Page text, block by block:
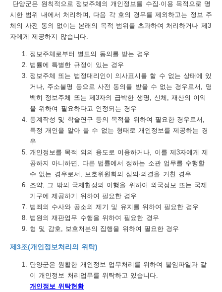
단양군은 원칙적으로 정보주체의 개인정보를 수집·이용 목적으로 명
시한 범위 내에서 처리하며, 다음 각 호의 경우를 제외하고는 정보 주
체의 사전 동의 없이는 본래의 목적 범위를 초과하여 처리하거나 제3
자에게 제공하지 않습니다.
정보주체로부터 별도의 동의를 받는 경우
법률에 특별한 규정이 있는 경우
정보주체 또는 법정대리인이 의사표시를 할 수 없는 상태에 있
거나, 주소불명 등으로 사전 동의를 받을 수 없는 경우로서, 명
백히 정보주체 또는 제3자의 급박한 생명, 신체, 재산의 이익
을 위하여 필요하다고 인정되는 경우
통계작성 및 학술연구 등의 목적을 위하여 필요한 경우로서,
특정 개인을 알아 볼 수 없는 형태로 개인정보를 제공하는 경
우
개인정보를 목적 외의 용도로 이용하거나, 이를 제3자에게 제
공하지 아니하면, 다른 법률에서 정하는 소관 업무를 수행할
수 없는 경우로서, 보호위원회의 심의·의결을 거친 경우
조약, 그 밖의 국제협정의 이행을 위하여 외국정보 또는 국제
기구에 제공하기 위하여 필요한 경우
범죄의 수사와 공소의 제기 및 유지를 위하여 필요한 경우
법원의 재판업무 수행을 위하여 필요한 경우
형 및 감호, 보호처분의 집행을 위하여 필요한 경우
제3조(개인정보처리의 위탁)
단양군은 원활한 개인정보 업무처리를 위하여 붙임파일과 같
이 개인정보 처리업무를 위탁하고 있습니다.
개인정보 위탁현황
사
트
맵
침
저